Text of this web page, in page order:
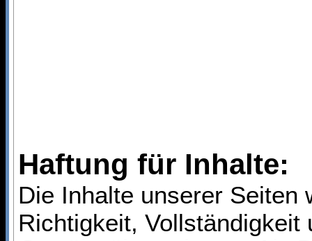
Haftung für Inhalte:
Die Inhalte unserer
Richtigkeit,